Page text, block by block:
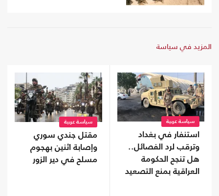
المزيد في سياسة
سياسة عربية
استنفار في بغداد
وترقب لرد الفصائل..
هل تنجح الحكومة
العراقية بمنع التصعيد
سياسة عربية
مقتل جندي سوري
وإصابة اثنين بهجوم
مسلح في دير الزور